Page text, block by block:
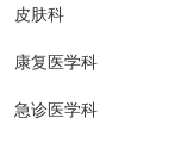
皮肤科
康复医学科
急诊医学科